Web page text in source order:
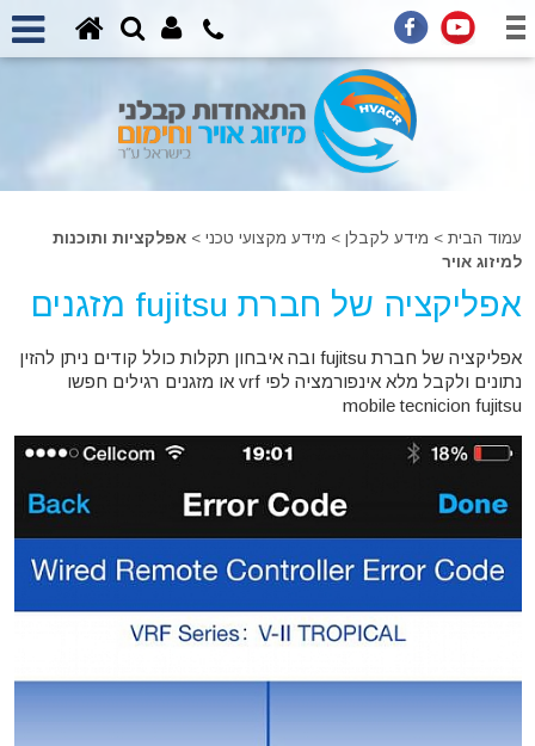
עמוד הבית > מידע לקבלן > מידע מקצועי טכני >אפלקציות ותוכנות
למיזוג אויר
אפליקציה של חברת fujitsu מזגנים
אפליקציה של חברת fujitsu ובה איבחון תקלות כולל קודים ניתן להזין
נתונים ולקבל מלא אינפורמציה לפי vrf או מזגנים רגילים חפשו
mobile tecnicion fujitsu